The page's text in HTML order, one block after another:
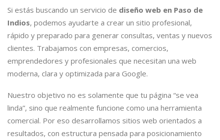
Si estás buscando un servicio de diseño web en Paso de
Indios, podemos ayudarte a crear un sitio profesional,
rápido y preparado para generar consultas, ventas y nuevos
clientes. Trabajamos con empresas, comercios,
emprendedores y profesionales que necesitan una web
moderna, clara y optimizada para Google.
Nuestro objetivo no es solamente que tu página “se vea
linda”, sino que realmente funcione como una herramienta
comercial. Por eso desarrollamos sitios web orientados a
resultados, con estructura pensada para posicionamiento